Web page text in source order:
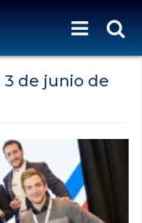
3 de junio de